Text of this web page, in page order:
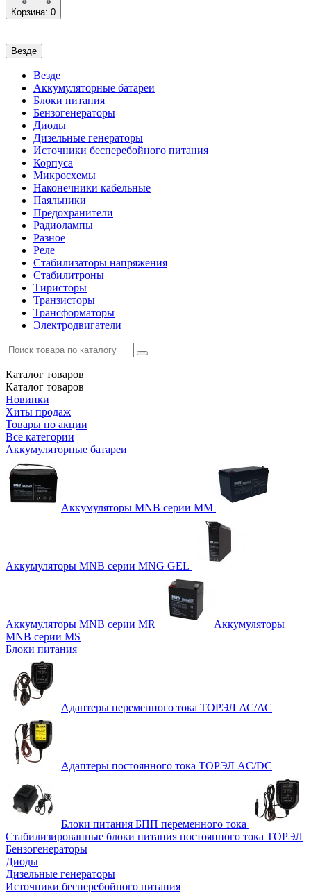
Корзина: 0
Везде
Везде
Аккумуляторные батареи
Блоки питания
Бензогенераторы
Диоды
Дизельные генераторы
Источники бесперебойного питания
Корпуса
Микросхемы
Наконечники кабельные
Паяльники
Предохранители
Радиолампы
Разное
Реле
Стабилизаторы напряжения
Стабилитроны
Тиристоры
Транзисторы
Трансформаторы
Электродвигатели
Каталог товаров
Каталог товаров
Новинки
Хиты продаж
Товары по акции
Все категории
Аккумуляторные батареи
Аккумуляторы MNB серии MM
Аккумуляторы MNB серии MNG GEL
Аккумуляторы MNB серии MR
Аккумуляторы
MNB серии MS
Блоки питания
Адаптеры переменного тока ТОРЭЛ АС/АС
Адаптеры постоянного тока ТОРЭЛ AC/DC
Блоки питания БПП переменного тока
Стабилизированные блоки питания постоянного тока ТОРЭЛ
Бензогенераторы
Диоды
Дизельные генераторы
Источники бесперебойного питания